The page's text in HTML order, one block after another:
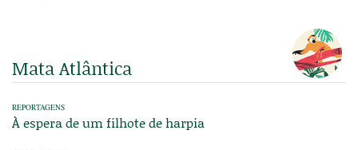
Mata Atlântica
REPORTAGENS
À espera de um filhote de harpia